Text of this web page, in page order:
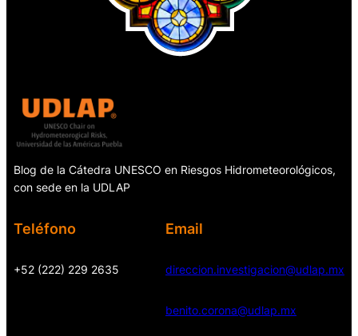
Blog de la Cátedra UNESCO en Riesgos Hidrometeorológicos,
con sede en la UDLAP
Teléfono
+52 (222) 229 2635
Email
direccion.investigacion@udlap.mx
benito.corona@udlap.mx